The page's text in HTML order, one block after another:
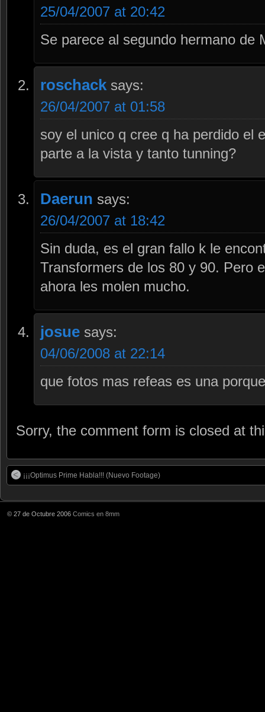
25/04/2007 at 20:42
Se parece al segundo hermano de
roschack says:
26/04/2007 at 01:58
soy el unico q cree q ha perdido el
parte a la vista y tanto tunning?
Daerun says:
26/04/2007 at 18:42
Sin duda, es el gran fallo k le
Transformers de los 80 y 90. Pero
ahora les molen mucho.
josue says:
04/06/2008 at 22:14
que fotos mas refeas es una
Sorry, the comment form is closed at
¡¡¡Optimus Prime Habla!!! (Nuevo Footage)
© 27 de Octubre 2006 Comics en 8mm